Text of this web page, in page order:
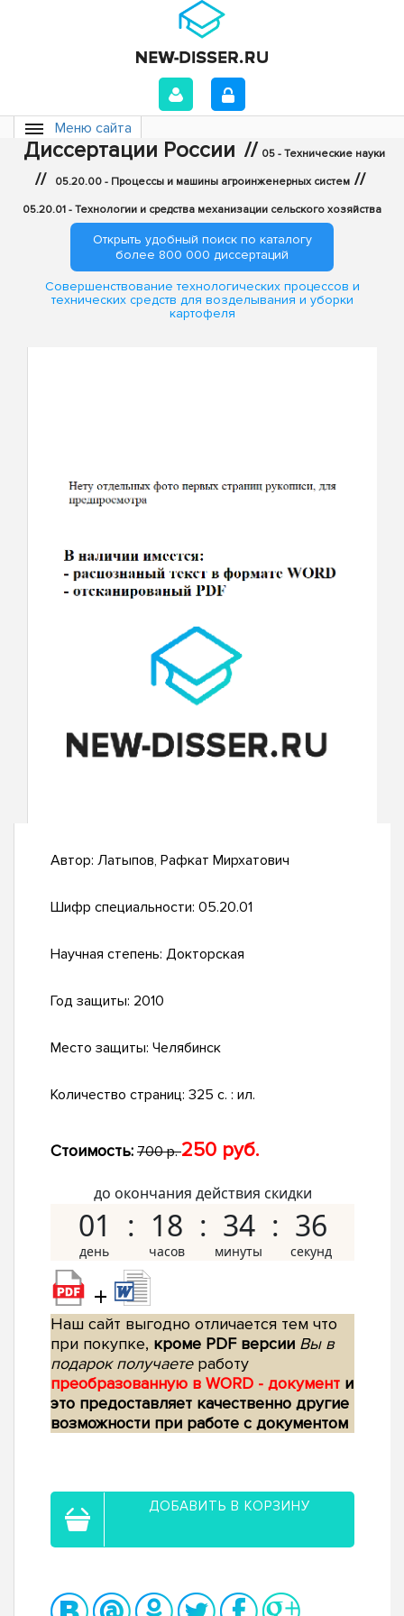
Меню сайта
Диссертации России // 05 - Технические науки
// 05.20.00 - Процессы и машины агроинженерных систем //
05.20.01 - Технологии и средства механизации сельского хозяйства
Открыть удобный поиск по каталогу
более 800 000 диссертаций
Совершенствование технологических процессов и
технических средств для возделывания и уборки
картофеля
Автор: Латыпов, Рафкат Мирхатович
Шифр специальности: 05.20.01
Научная степень: Докторская
Год защиты: 2010
Место защиты: Челябинск
Количество страниц: 325 с. : ил.
Стоимость: 700 р.250 руб.
до окончания действия скидки
01 18 34 35
+
Наш сайт выгодно отличается тем что
при покупке, кроме PDF версии Вы в
подарок получаетеработу
преобразованную в WORD - документ и
это предоставляет качественно другие
возможности при работе с документом
ДОБАВИТЬ В КОРЗИНУ